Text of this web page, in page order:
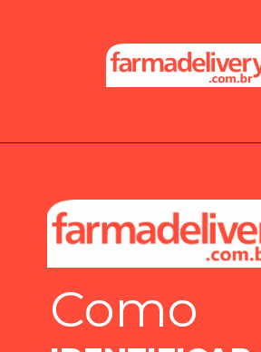
Como